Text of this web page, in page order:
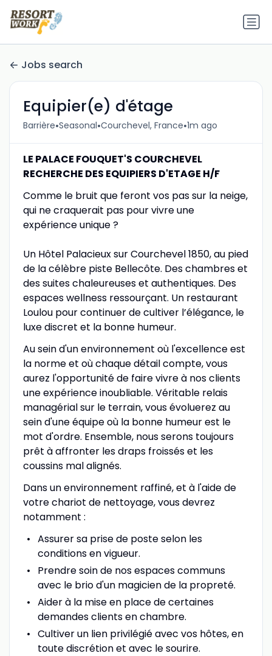
Jobs search
Equipier(e) d'étage
Barrière•Seasonal•Courchevel, France•1m ago
LE PALACE FOUQUET'S COURCHEVEL
RECHERCHE DES EQUIPIERS D'ETAGE H/F
Comme le bruit que feront vos pas sur la neige,
qui ne craquerait pas pour vivre une
expérience unique ?
Un Hôtel Palacieux sur Courchevel 1850, au pied
de la célèbre piste Bellecôte. Des chambres et
des suites chaleureuses et authentiques. Des
espaces wellness ressourçant. Un restaurant
Loulou pour continuer de cultiver l’élégance, le
luxe discret et la bonne humeur.
Au sein d'un environnement où l'excellence est
la norme et où chaque détail compte, vous
aurez l'opportunité de faire vivre à nos clients
une expérience inoubliable. Véritable relais
managérial sur le terrain, vous évoluerez au
sein d'une équipe où la bonne humeur est le
mot d'ordre. Ensemble, nous serons toujours
prêt à affronter les draps froissés et les
coussins mal alignés.
Dans un environnement raffiné, et à l'aide de
votre chariot de nettoyage, vous devrez
notamment :
Assurer sa prise de poste selon les
conditions en vigueur.
Prendre soin de nos espaces communs
avec le brio d'un magicien de la propreté.
Aider à la mise en place de certaines
demandes clients en chambre.
Cultiver un lien privilégié avec vos hôtes, en
toute discrétion et avec le sourire.